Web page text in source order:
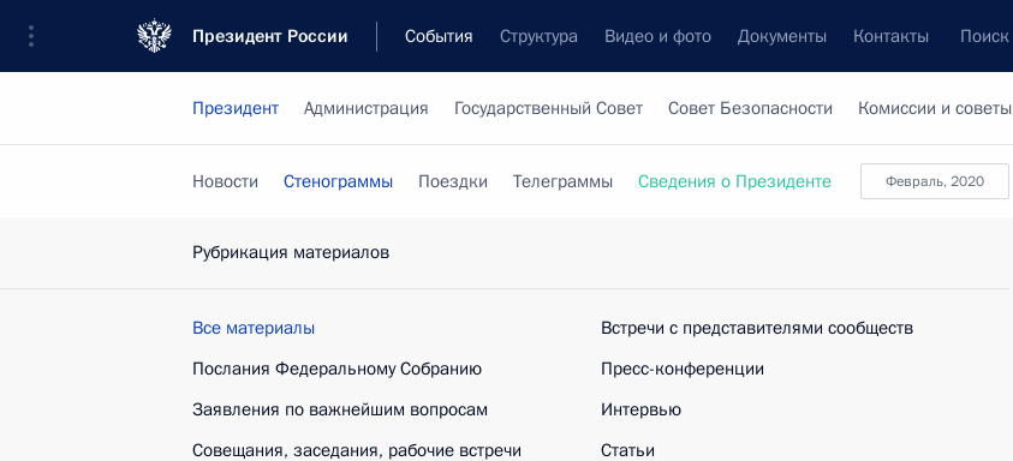
Президент России События Структура Видео и фото Документы Контакты Поиск
Президент Администрация Государственный Совет Совет Безопасности Комиссии и советы
февраль, 2020
Новости Стенограммы Поездки Телеграммы Сведения о Президенте
Рубрикация материалов
Все материалы
Послания Федеральному Собранию
Заявления по важнейшим вопросам
Совещания, заседания, рабочие встречи
Встречи с представителями сообществ
Пресс-конференции
Интервью
Статьи